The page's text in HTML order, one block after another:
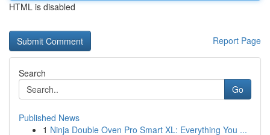
HTML is disabled
Report Page
Search
Go
Published News
1 Ninja Double Oven Pro Smart XL: Everything You ...